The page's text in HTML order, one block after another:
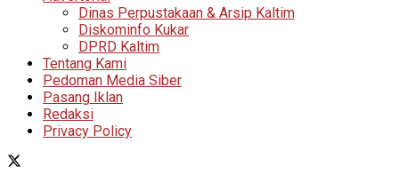
Dinas Perpustakaan & Arsip Kaltim
Diskominfo Kukar
DPRD Kaltim
Tentang Kami
Pedoman Media Siber
Pasang Iklan
Redaksi
Privacy Policy